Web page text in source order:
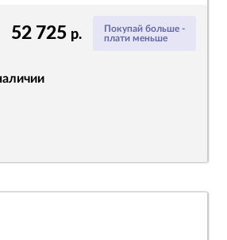
Покупай больше -
плати меньше
52 725 р.